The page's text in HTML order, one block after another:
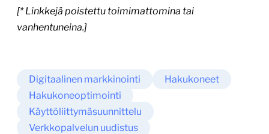
[* Linkkejä poistettu toimimattomina tai
vanhentuneina.]
Digitaalinen markkinointi
Hakukoneet
Hakukoneoptimointi
Käyttöliittymäsuunnittelu
Verkkopalvelun uudistus